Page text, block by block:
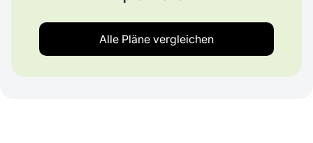
Alle Pläne vergleichen